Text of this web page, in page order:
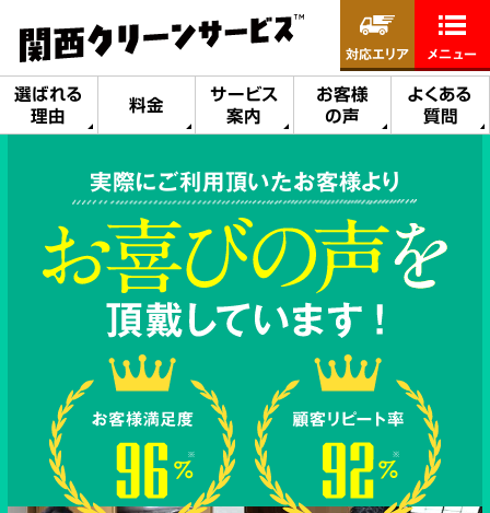
選ばれる
理由
料金
サービス
案内
お客様
の声
よくある
質問
対応エリア メニュー
実際にご利用頂いたお客様より